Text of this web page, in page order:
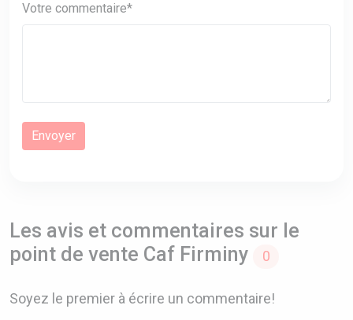
Votre commentaire*
Les avis et commentaires sur le
point de vente Caf Firminy
0
Soyez le premier à écrire un commentaire!